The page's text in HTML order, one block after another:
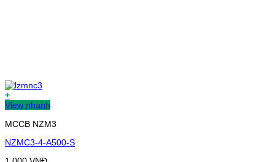
+
View nhanh
MCCB NZM3
NZMC3-4-A500-S